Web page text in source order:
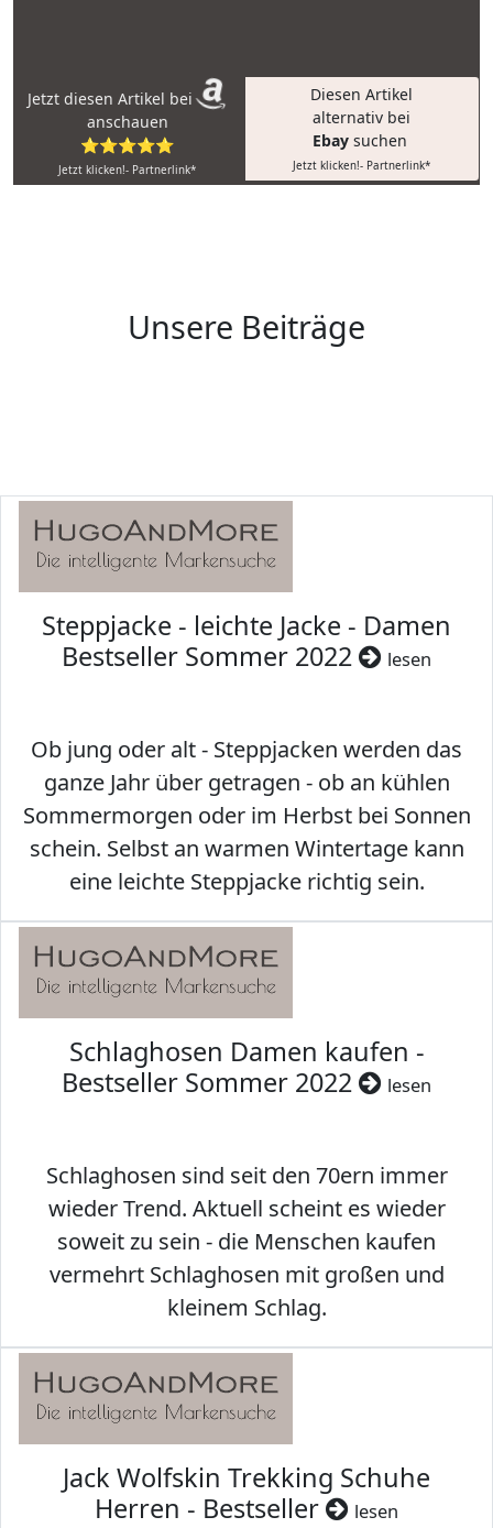
Jetzt diesen Artikel bei
anschauen
⭐⭐⭐⭐⭐
Jetzt klicken!- Partnerlink*
Diesen Artikel
alternativ bei
Ebay suchen
Jetzt klicken!- Partnerlink*
Unsere Beiträge
Steppjacke - leichte Jacke - Damen
Bestseller Sommer 2022
lesen
Ob jung oder alt - Steppjacken werden das
ganze Jahr über getragen - ob an kühlen
Sommermorgen oder im Herbst bei Sonnen
schein. Selbst an warmen Wintertage kann
eine leichte Steppjacke richtig sein.
Schlaghosen Damen kaufen -
Bestseller Sommer 2022
lesen
Schlaghosen sind seit den 70ern immer
wieder Trend. Aktuell scheint es wieder
soweit zu sein - die Menschen kaufen
vermehrt Schlaghosen mit großen und
kleinem Schlag.
Jack Wolfskin Trekking Schuhe
Herren - Bestseller
lesen